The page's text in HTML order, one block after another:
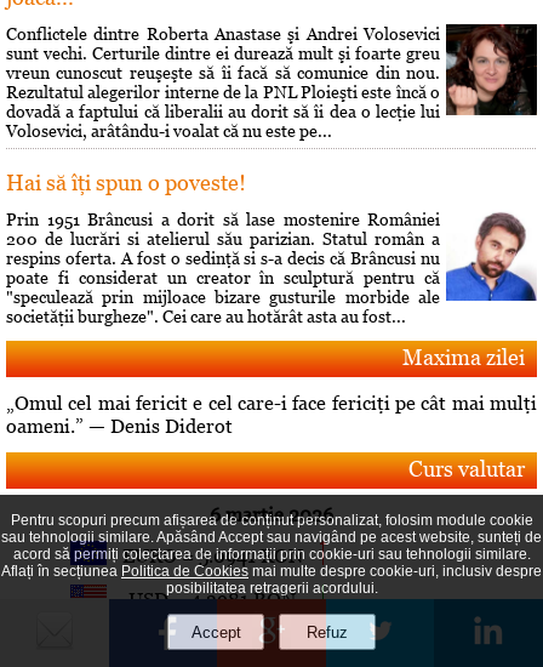
Conflictele dintre Roberta Anastase şi Andrei Volosevici
sunt vechi. Certurile dintre ei durează mult şi foarte greu
vreun cunoscut reuşeşte să îi facă să comunice din nou.
Rezultatul alegerilor interne de la PNL Ploieşti este încă o
dovadă a faptului că liberalii au dorit să îi dea o lecţie lui
Volosevici, arâtându-i voalat că nu este pe...
Hai să îţi spun o poveste!
Prin 1951 Brâncusi a dorit să lase mostenire României
200 de lucrări si atelierul său parizian. Statul român a
respins oferta. A fost o sedinţă si s-a decis că Brâncusi nu
poate fi considerat un creator în sculptură pentru că
"speculează prin mijloace bizare gusturile morbide ale
societăţii burgheze". Cei care au hotărât asta au fost...
Maxima zilei
„Omul cel mai fericit e cel care-i face fericiţi pe cât mai mulţi
oameni.” — Denis Diderot
Curs valutar
6 martie 2026
EURO = 5.0941 RON
USD = 4.3981 RON
GBP = 5.8664 RON
Pentru scopuri precum afișarea de conținut personalizat, folosim module cookie
sau tehnologii similare. Apăsând Accept sau navigând pe acest website, sunteți de
acord să permiți colectarea de informații prin cookie-uri sau tehnologii similare.
Aflați în secțiunea Politica de Cookies mai multe despre cookie-uri, inclusiv despre
posibilitatea retragerii acordului.